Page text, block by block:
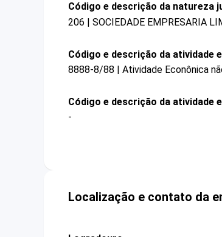
Código e descrição da natureza
206 | SOCIEDADE EMPRESARIA
Código e descrição da atividade
8888-8/88 | Atividade Econônica
Código e descrição da atividade
-
Localização e contato da